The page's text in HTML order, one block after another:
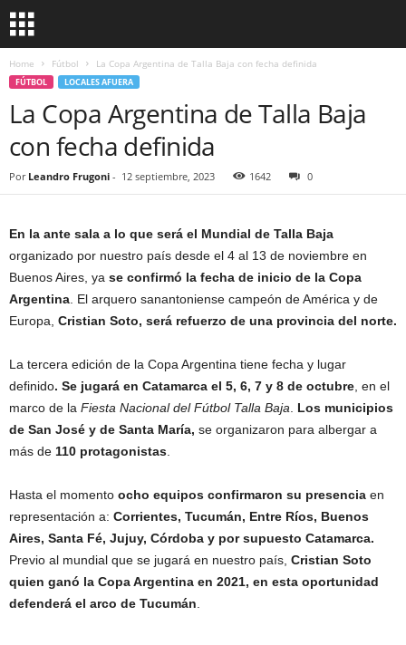
Home Fútbol La Copa Argentina de Talla Baja con fecha definida
FÚTBOL LOCALES AFUERA
La Copa Argentina de Talla Baja
con fecha definida
Por Leandro Frugoni - 12 septiembre, 2023 1642 0
En la ante sala a lo que será el Mundial de Talla Baja
organizado por nuestro país desde el 4 al 13 de noviembre en
Buenos Aires, ya se confirmó la fecha de inicio de la Copa
Argentina . El arquero sanantoniense campeón de América y de
Europa, Cristian Soto, será refuerzo de una provincia del norte.
La tercera edición de la Copa Argentina tiene fecha y lugar
definido. Se jugará en Catamarca el 5, 6, 7 y 8 de octubre , en el
marco de la Fiesta Nacional del Fútbol Talla Baja
Los municipios
de San José y de Santa María, se organizaron para albergar a
más de 110 protagonistas
Hasta el momento ocho equipos confirmaron su presencia en
representación a: Corrientes, Tucumán, Entre Ríos, Buenos
Aires, Santa Fé, Jujuy, Córdoba y por supuesto Catamarca.
Previo al mundial que se jugará en nuestro país, Cristian Soto
quien ganó la Copa Argentina en 2021, en esta oportunidad
defenderá el arco de Tucumán